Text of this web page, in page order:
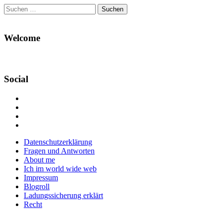
Suchen
nach:
Welcome
Social
Facebook
anzeigen
Twitter
anzeigen
auf
Instagram
anzeigen
Main
menu
Skip
content
Datenschutzerklärung
Fragen und Antworten
About me
Ich im world wide web
Impressum
Blogroll
Ladungssicherung erklärt
Recht